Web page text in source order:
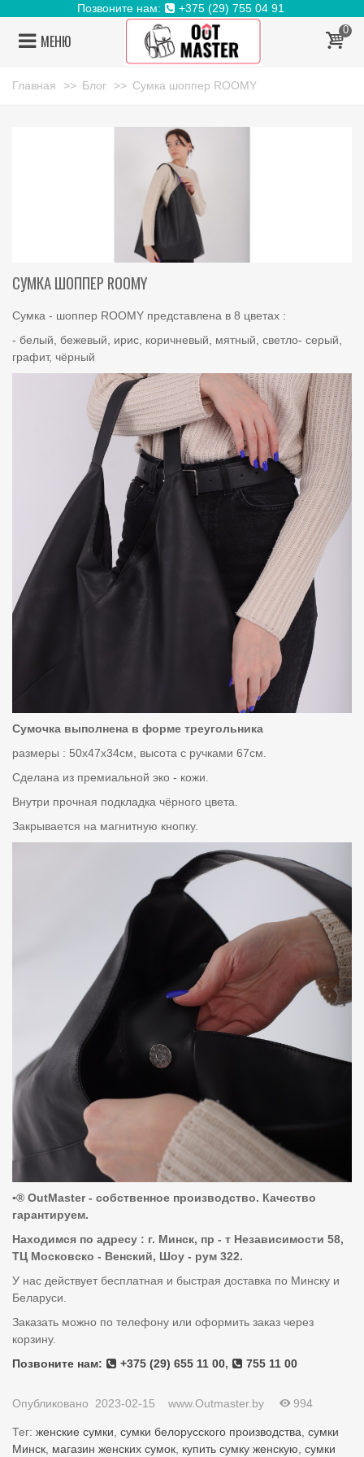
Позвоните нам: +375 (29) 755 04 91
МЕНЮ
0
Главная >> Блог >> Сумка шоппер ROOMY
СУМКА ШОППЕР ROOMY
Сумка - шоппер ROOMY представлена в 8 цветах :
- белый, бежевый, ирис, коричневый, мятный, светло- серый,
графит, чёрный
Сумочка выполнена в форме треугольника
размеры : 50х47х34см, высота с ручками 67см.
Сделана из премиальной эко - кожи.
Внутри прочная подкладка чёрного цвета.
Закрывается на магнитную кнопку.
▪️®️ OutMaster - собственное производство. Качество
гарантируем.
Находимся по адресу : г. Минск, пр - т Независимости 58,
ТЦ Московско - Венский, Шоу - рум 322.
У нас действует бесплатная и быстрая доставка по Минску и
Беларуси.
Заказать можно по телефону или оформить заказ через
корзину.
Позвоните нам:
+375 (29) 655 11 00, 755 11 00
Опубликовано 2023-02-15 www.Outmaster.by 994
Тег: женские сумки сумки белорусского производства сумки
Минск магазин женских сумок купить сумку женскую сумки